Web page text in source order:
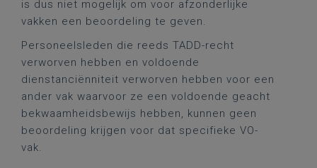
is dus niet mogelijk om voor afzonderlijke
vakken een beoordeling te geven.
Personeelsleden die reeds TADD-recht
verworven hebben en voldoende
dienstanciënniteit verworven hebben voor een
ander vak waarvoor ze een voldoende geacht
bekwaamheidsbewijs hebben, kunnen geen
beoordeling krijgen voor dat specifieke VO-
vak.